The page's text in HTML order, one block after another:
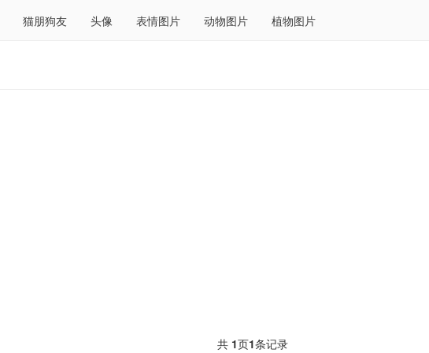
猫朋狗友 头像 表情图片 动物图片 植物图片
共 1页1条记录